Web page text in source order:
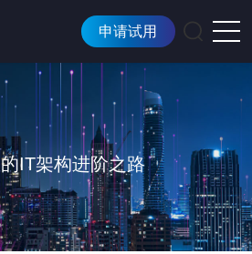
申请试用
IT架构进阶之路